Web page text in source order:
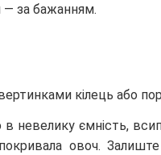
— за бажанням.
кілець або
невелику ємність,
овоч.